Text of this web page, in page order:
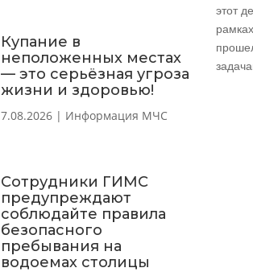
Купание в
неположенных местах
— это серьёзная угроза
жизни и здоровью!
7.08.2026 | Информация МЧС
Сотрудники ГИМС
предупреждают
соблюдайте правила
безопасного
пребывания на
водоемах столицы
этот